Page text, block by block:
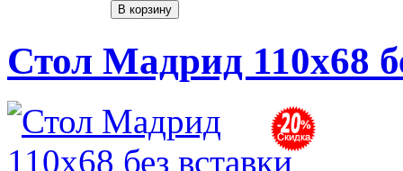
Стол Мадрид 110х68